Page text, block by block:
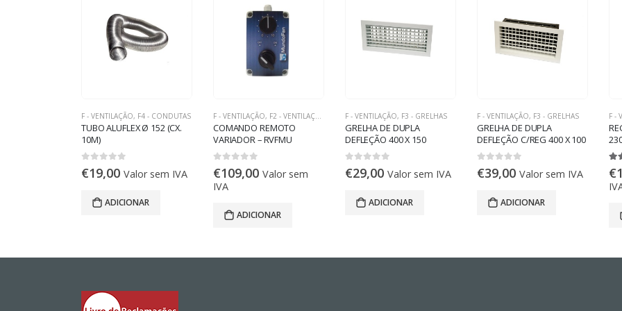
F - VENTILAÇÃO, F4 - CONDUTAS
TUBO ALUFLEX Ø 152 (CX.
10M)
€19,00 Valor sem IVA
ADICIONAR
F - VENTILAÇÃO, F2 - VENTILAÇÃO COMERCIAL E INDUSTRIAL
COMANDO REMOTO
VARIADOR – RVFMU
€109,00 Valor sem
IVA
ADICIONAR
F - VENTILAÇÃO, F3 - GRELHAS
GRELHA DE DUPLA
DEFLEÇÃO 400 X 150
(BRANCA)
€29,00 Valor sem IVA
ADICIONAR
F - VENTILAÇÃO, F3 - GRELHAS
GRELHA DE DUPLA
DEFLEÇÃO C/REG 400 X 100
(BRANCA)
€39,00 Valor sem IVA
ADICIONAR
F -
€